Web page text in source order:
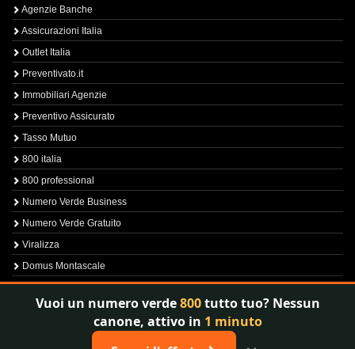
Agenzie Banche
Assicurazioni Italia
Outlet Italia
Preventivato.it
Immobiliari Agenzie
Preventivo Assicurato
Tasso Mutuo
800 italia
800 professional
Numero Verde Business
Numero Verde Gratuito
Viralizza
Domus Montascale
Sprint800
Verfica Numero Verde
Vuoi un numero verde800tutto tuo? Nessun
canone, attivo in 1 minuto